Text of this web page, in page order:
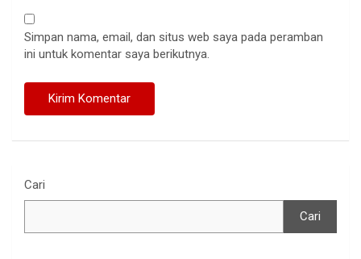
Simpan nama, email, dan situs web saya pada peramban
ini untuk komentar saya berikutnya.
Cari
Cari